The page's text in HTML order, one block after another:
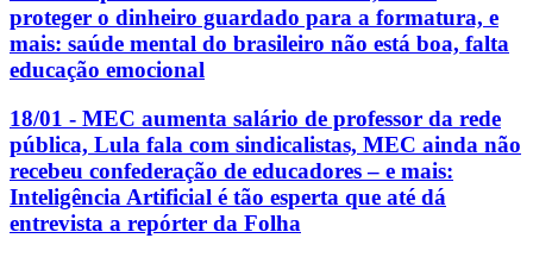
proteger o dinheiro guardado para a formatura, e
mais: saúde mental do brasileiro não está boa, falta
educação emocional
18/01 - MEC aumenta salário de professor da rede
pública, Lula fala com sindicalistas, MEC ainda não
recebeu confederação de educadores – e mais:
Inteligência Artificial é tão esperta que até dá
entrevista a repórter da Folha